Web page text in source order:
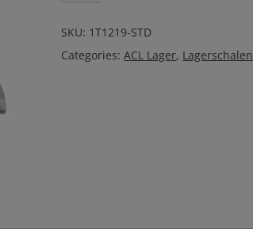
ACL
quantity
SKU: 1T1219-STD
Categories:ACL Lager, Lagerschalen